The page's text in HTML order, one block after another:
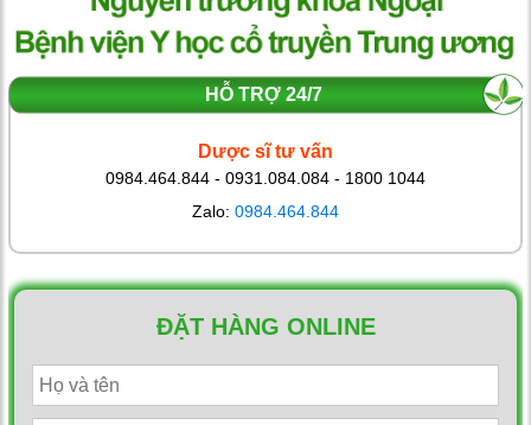
HỖ TRỢ 24/7
Dược sĩ tư vấn
0984.464.844 - 0931.084.084 - 1800 1044
Zalo: 0984.464.844
ĐẶT HÀNG ONLINE